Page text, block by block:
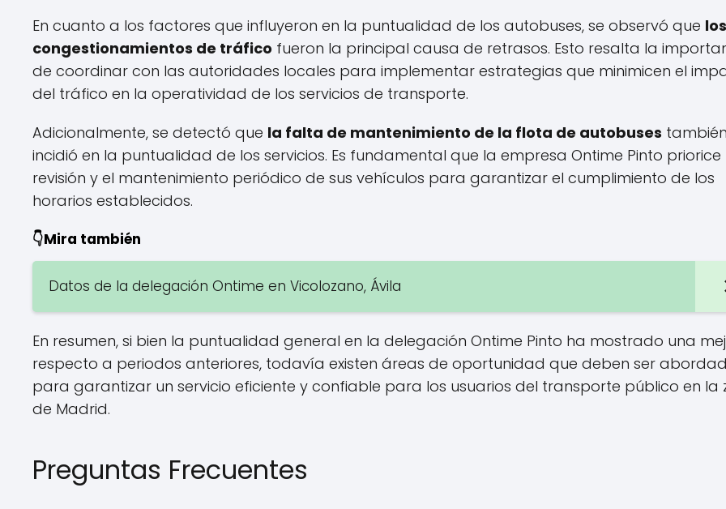
En cuanto a los factores que influyeron en la puntualidad de los autobuses, se observó que los
congestionamientos de tráfico fueron la principal causa de retrasos. Esto resalta la
de coordinar con las autoridades locales para implementar estrategias que minimicen el
del tráfico en la operatividad de los servicios de transporte.
Adicionalmente, se detectó que la falta de mantenimiento de la flota de autobuses
incidió en la puntualidad de los servicios. Es fundamental que la empresa Ontime Pinto priorice
revisión y el mantenimiento periódico de sus vehículos para garantizar el cumplimiento de los
horarios establecidos.
👇Mira también
Datos de la delegación Ontime en Vicolozano, Ávila
En resumen, si bien la puntualidad general en la delegación Ontime Pinto ha mostrado una
respecto a periodos anteriores, todavía existen áreas de oportunidad que deben ser
para garantizar un servicio eficiente y confiable para los usuarios del transporte público en la
de Madrid.
Preguntas Frecuentes